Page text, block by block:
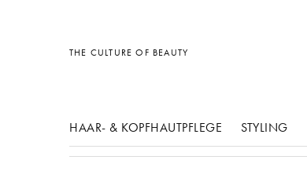
THE CULTURE OF BEAUTY
HAAR- & KOPFHAUTPFLEGE STYLING
Sonstiges